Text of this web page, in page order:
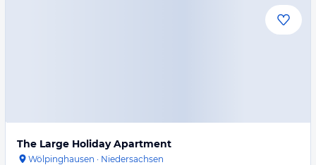
The Large Holiday Apartment
Wölpinghausen · Niedersachsen